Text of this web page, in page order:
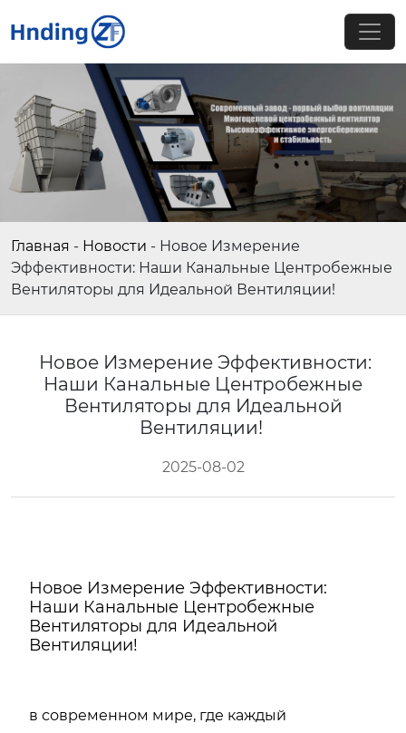
Главная - Новости - Новое Измерение
Эффективности: Наши Канальные Центробежные
Вентиляторы для Идеальной Вентиляции!
Новое Измерение Эффективности:
Наши Канальные Центробежные
Вентиляторы для Идеальной
Вентиляции!
2025-08-02
Новое Измерение Эффективности:
Наши Канальные Центробежные
Вентиляторы для Идеальной
Вентиляции!
в современном мире, где каждый